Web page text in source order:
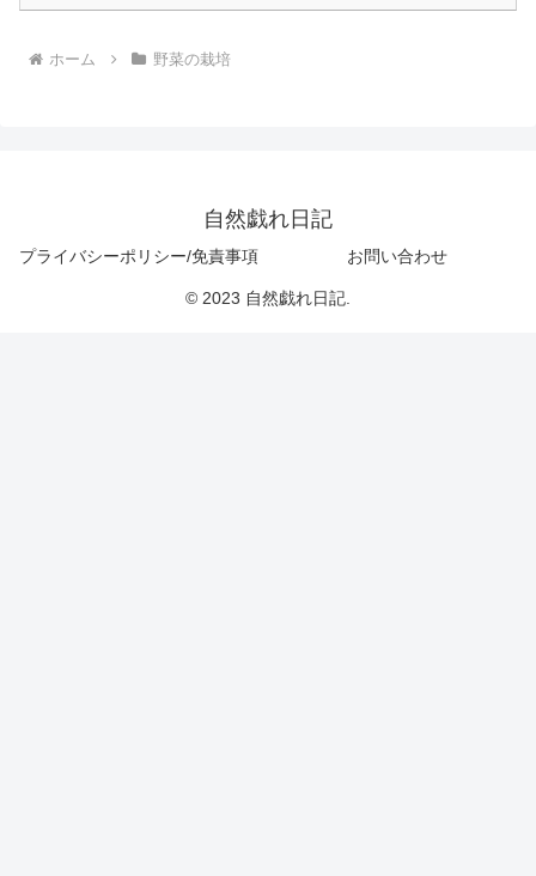
ホーム 野菜の栽培
自然戯れ日記
プライバシーポリシー/免責事項 お問い合わせ
© 2023 自然戯れ日記.